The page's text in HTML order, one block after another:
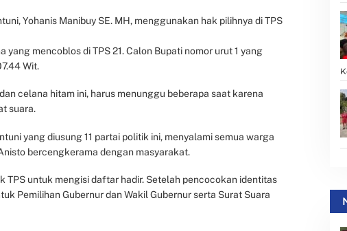
Yohanis Manibuy SE. MH, menggunakan hak pilihnya di TPS
mencoblos di TPS 21. Calon Bupati nomor urut 1 yang
Wit.
celana hitam ini, harus menunggu beberapa saat karena
suara.
yang diusung 11 partai politik ini, menyalami semua warga
bercengkerama dengan masyarakat.
untuk mengisi daftar hadir. Setelah pencocokan identitas
Pemilihan Gubernur dan Wakil Gubernur serta Surat Suara